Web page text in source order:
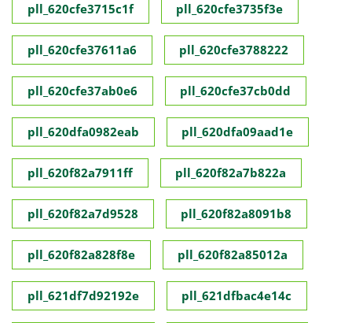
pll_620cfe3715c1f pll_620cfe3735f3e
pll_620cfe37611a6 pll_620cfe3788222
pll_620cfe37ab0e6 pll_620cfe37cb0dd
pll_620dfa0982eab pll_620dfa09aad1e
pll_620f82a7911ff pll_620f82a7b822a
pll_620f82a7d9528 pll_620f82a8091b8
pll_620f82a828f8e pll_620f82a85012a
pll_621df7d92192e pll_621dfbac4e14c